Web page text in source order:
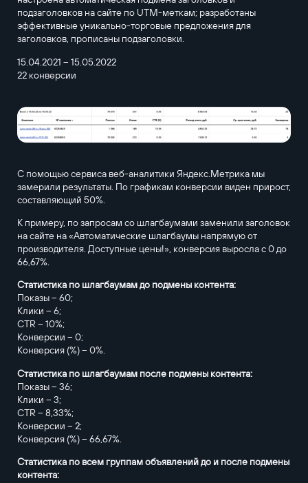
подзаголовков на сайте по UTM-меткам; разработаны
эффективные уникально-торговые предложения для
заголовков, прописаны подзаголовки.
15.04.2021 – 15.05.2022
22 конверсии
С помощью сервиса веб-аналитики Яндекс.Метрика мы
замерили результаты. По графикам конверсии виден прирост,
составляющий 50%.
К примеру, по запросам со шлагбаумами заменили заголовок
на сайте на «Автоматические шлагбаумы напрямую от
производителя. Доступные цены!», конверсия выросла с 0 до
66,67%.
Статистика по шлагбаумам до подмены контента:
Показы – 60;
Клики – 6;
CTR – 10%;
Конверсии – 0;
Конверсия (%) – 0%.
Статистика по шлагбаумам после подмены контента:
Показы – 36;
Клики – 3;
CTR – 8,33%;
Конверсии – 2;
Конверсия (%) – 66,67%.
Статистика по всем группам объявлений до и после подмены
контента: